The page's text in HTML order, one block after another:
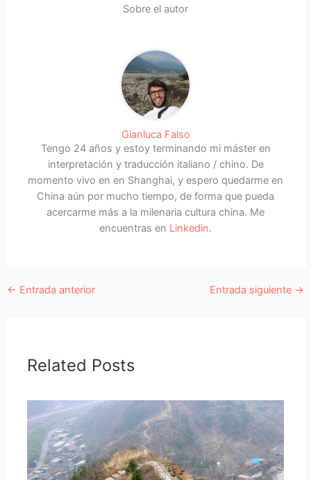
Sobre el autor
Gianluca Falso
Tengo 24 años y estoy terminando mi máster en
interpretación y traducción italiano / chino. De
momento vivo en en Shanghai, y espero quedarme en
China aún por mucho tiempo, de forma que pueda
acercarme más a la milenaria cultura china. Me
encuentras en Linkedin.
← Entrada anterior Entrada siguiente →
Related Posts